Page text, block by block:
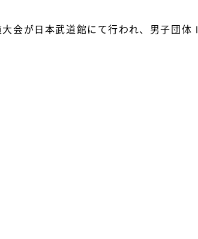
会が日本武道館にて行われ、男子団体Ⅰ